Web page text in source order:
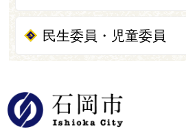
民生委員・児童委員